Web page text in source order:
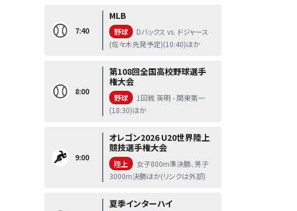
7:40
MLB
野球
Dバックス vs. ドジャース
(佐々木先発予定)(10:40)ほか
8:00
第108回全国高校野球選手
権大会
野球
1回戦 英明 - 関東第一
(18:30)ほか
9:00
オレゴン2026 U20世界陸上
競技選手権大会
陸上
女子800m準決勝、男子
3000m決勝ほか(リンクは外部)
夏季インターハイ